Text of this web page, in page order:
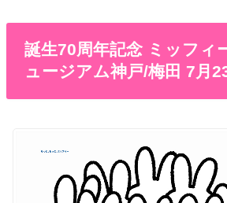
誕生70周年記念 ミッフィ
ュージアム神戸/梅田 7月